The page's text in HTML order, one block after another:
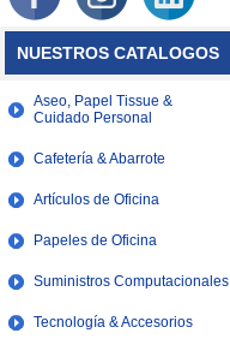
NUESTROS CATALOGOS
Aseo, Papel Tissue &
Cuidado Personal
Cafetería & Abarrote
Artículos de Oficina
Papeles de Oficina
Suministros Computacionales
Tecnología & Accesorios